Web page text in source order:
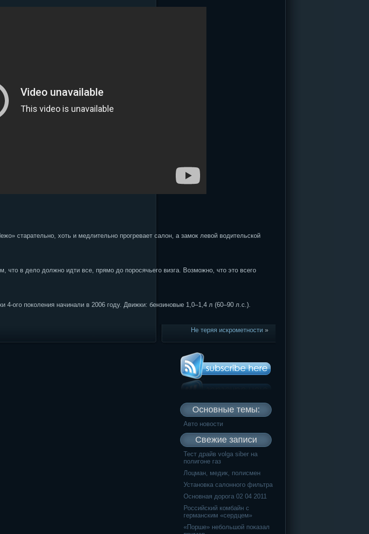
старательно, хоть и медлительно прогревает салон, а замок левой водительской
в дело должно идти все, прямо до поросячьего визга. Возможно, что это всего
ого поколения начинали в 2006 году. Движки: бензиновые 1,0–1,4 л (60–90 л.с.).
Не теряя искрометности »
Основные темы:
Авто новости
Свежие записи
Тест драйв volga siber на
полигоне газ
Лоцман, медик, полисмен
Установка салонного фильтра
Основная дорога 02 04 2011
Российский комбайн с
германским «сердцем»
«Порше» небольшой показал